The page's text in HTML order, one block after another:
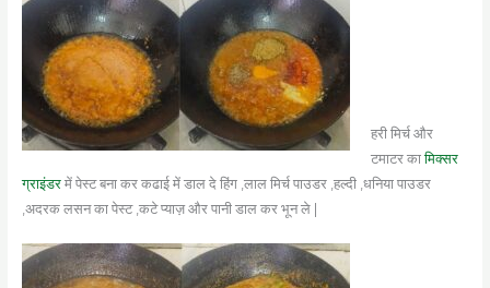
हरी मिर्च और
टमाटर कामिक्सर
ग्राइंडरमें पेस्ट बना कर कढाई में डाल दे हिंग ,लाल मिर्च पाउडर ,हल्दी ,धनिया पाउडर
,अदरक लसन का पेस्ट ,कटे प्याज़ और पानी डाल कर भून ले |